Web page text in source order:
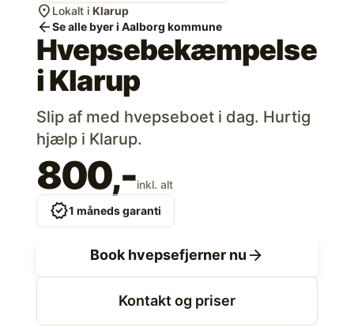
location_on Lokalt i Klarup
arrow_backSe alle byer i Aalborg kommune
Hvepsebekæmpelse
iKlarup
Slip af med hvepseboet i dag. Hurtig
hjælp i Klarup.
800,-inkl. alt
verified1 måneds garanti
Book hvepsefjerner nu arrow_forward
Kontakt og priser